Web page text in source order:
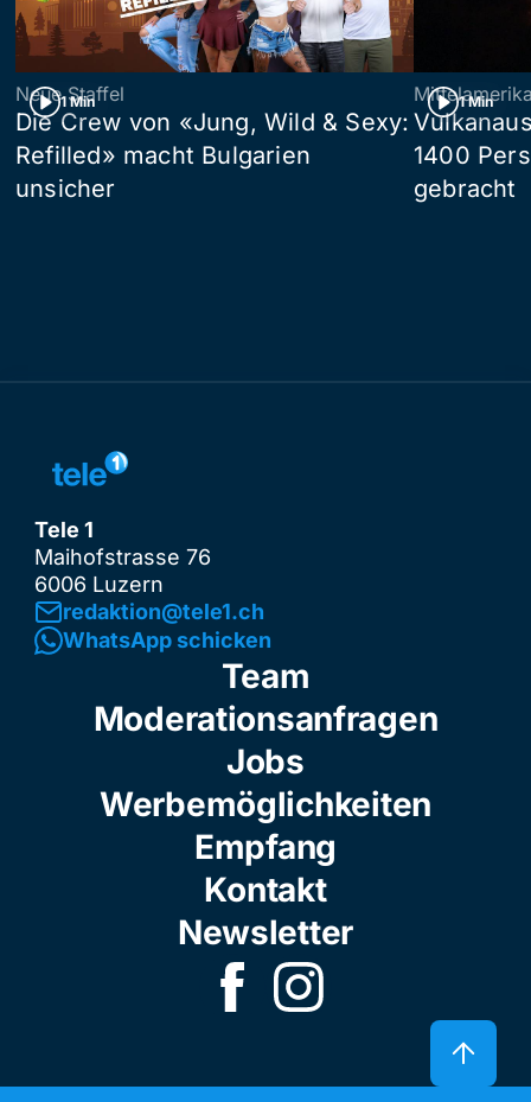
1 Min
Neue Staffel
Die Crew von «Jung, Wild & Sexy:
Refilled» macht Bulgarien
unsicher
1 Min
1400
gebracht
Tele 1
Maihofstrasse 76
6006 Luzern
redaktion@tele1.ch
WhatsApp schicken
Team
Moderationsanfragen
Jobs
Werbemöglichkeiten
Empfang
Kontakt
Newsletter